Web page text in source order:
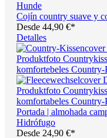
Cojín country suave y
Desde 44,90 €*
Detalles
Portada | almohada
Hidrófugo
Desde 24,90 €*